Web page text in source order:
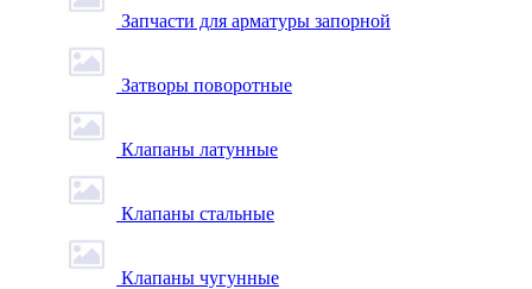
Запчасти для арматуры запорной
Затворы поворотные
Клапаны латунные
Клапаны стальные
Клапаны чугунные